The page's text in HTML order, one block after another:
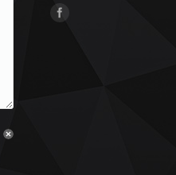
Vind ons op: